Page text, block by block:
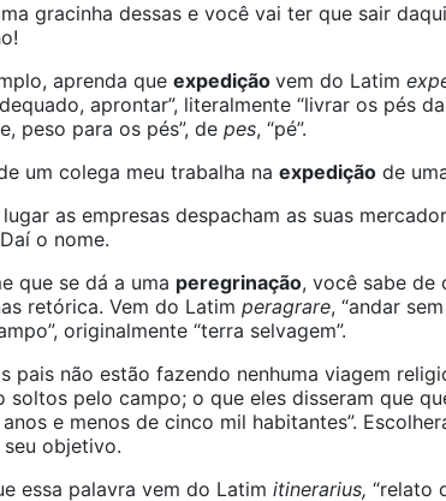
gracinha dessas e você vai ter que sair
aprenda que expedição vem do Latim
aprontar”, literalmente “livrar os pés
peso para os pés”, de pes, “pé”.
um colega meu trabalha na expedição de
lugar as empresas despacham as suas
o nome.
que se dá a uma peregrinação, você sabe de
retórica. Vem do Latim peragrare, “andar
originalmente “terra selvagem”.
pais não estão fazendo nenhuma viagem
soltos pelo campo; o que eles disseram que
e menos de cinco mil habitantes”.
objetivo.
essa palavra vem do Latim itinerarius, “relato